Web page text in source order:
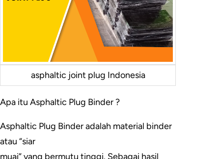
asphaltic joint plug Indonesia
Apa itu Asphaltic Plug Binder ?
Asphaltic Plug Binder adalah material binder
atau “siar
muai” yang bermutu tinggi. Sebagai hasil